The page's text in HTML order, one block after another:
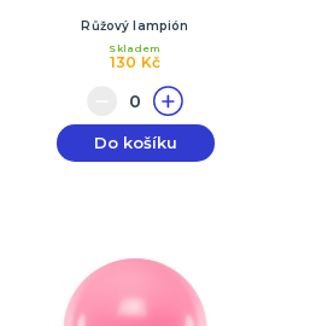
Růžový lampión
130 Kč
Skladem
Do košíku